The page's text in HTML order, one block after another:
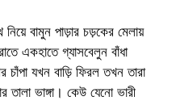
বামুন পাড়ার চড়কের মেলায়
একহাতে গ্যাসবেলুন বাঁধা
যখন বাড়ি ফিরল তখন তারা
তালা ভাঙ্গা। কেউ যেনো ভারী